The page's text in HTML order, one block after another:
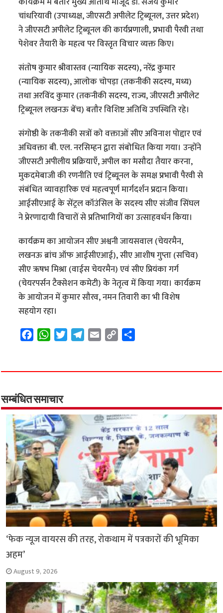
चांधरियावी (उपाध्यक्ष, जीएसटी अपीलेट ट्रिब्यूनल, उत्तर प्रदेश)
ने जीएसटी अपीलेट ट्रिब्यूनल की कार्यप्रणाली, प्रभावी पैरवी तथा
पेशेवर तैयारी के महत्व पर विस्तृत विचार व्यक्त किए।
संतोष कुमार श्रीवास्तव (न्यायिक सदस्य), नरेंद्र कुमार
(न्यायिक सदस्य), आलोक चोपड़ा (तकनीकी सदस्य, मध्य)
तथा अरविंद कुमार (तकनीकी सदस्य, राज्य, जीएसटी अपीलेट
ट्रिब्यूनल लखनऊ बेंच) बतौर विशिष्ट अतिथि उपस्थिति रहे।
संगोष्ठी के तकनीकी सत्रों को वक्ताओं सीए अविनाश पोद्दार एवं
अधिवक्ता बी. एल. नरसिम्हन द्वारा संबोधित किया गया। उन्होंने
जीएसटी अपीलीय प्रक्रियाएँ, अपील का मसौदा तैयार करना,
मुकदमेबाजी की रणनीति एवं ट्रिब्यूनल के समक्ष प्रभावी पैरवी से
संबंधित व्यावहारिक एवं महत्वपूर्ण मार्गदर्शन प्रदान किया।
आईसीएआई के सेंट्रल कॉउंसिल के सदस्य सीए संजीव सिंघल
ने प्रेरणादायी विचारों से प्रतिभागियों का उत्साहवर्धन किया।
कार्यक्रम का आयोजन सीए अश्वनी जायसवाल (चेयरमैन,
लखनऊ ब्रांच ऑफ आईसीएआई), सीए आशीष गुप्ता (सचिव)
सीए ऋषभ मिश्रा (वाईस चेयरमैन) एवं सीए प्रियंका गर्ग
(चेयरपर्सन टैक्सेशन कमेटी) के नेतृत्व में किया गया। कार्यक्रम
के आयोजन में कुमार सौरव, नमन तिवारी का भी विशेष
सहयोग रहा।
F
e
o
o
k
W
t
A
p
p
T
t
r
T
e
a
m
E
i
C
y
n
k
r
सम्बंधित समाचार
‘फेक न्यूज वायरस की तरह, रोकथाम में पत्रकारों की भूमिका
अहम’
August 9, 2026